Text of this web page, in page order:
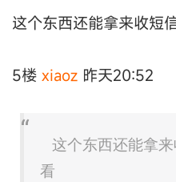
这个东西还能拿来收短
5楼 xiaoz 昨天20:52
这个东西还能拿
看